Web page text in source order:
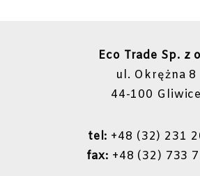
Eco Trade Sp. z
ul. Okrężna 8
44-100 Gliwice
tel: +48 (32) 231
fax: +48 (32) 733